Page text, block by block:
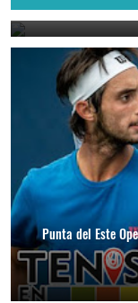
Punta del Este